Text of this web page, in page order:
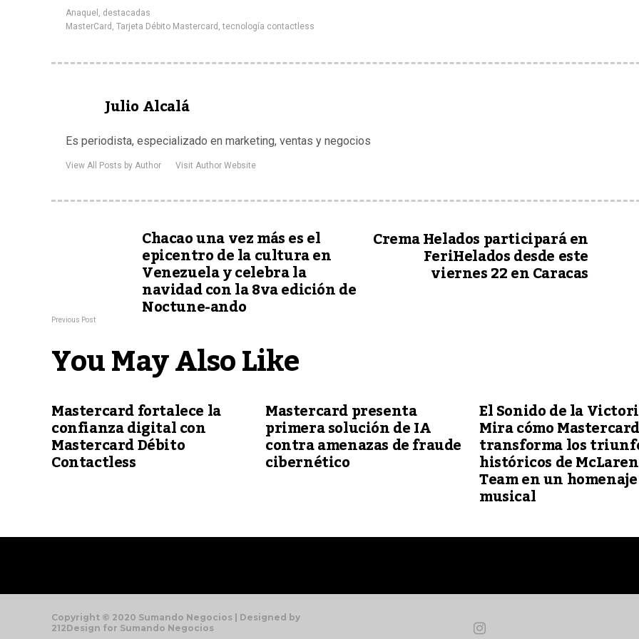
Anaquel , destacadas
MasterCard , Tarjeta Débito Mastercard ,tecnología contactless
Julio Alcalá
Es periodista, especializado en marketing, ventas y negocios
View All Posts by Author Visit Author Website
Chacao una vez más es el
epicentro de la cultura en
Venezuela y celebra la
navidad con la 8va edición de
Noctune-ando
Previous Post
Crema Helados participará en
FeriHelados desde este
viernes 22 en Caracas
You May Also Like
Mastercard fortalece la
confianza digital con
Mastercard Débito
Contactless
Mastercard presenta
primera solución de IA
contra amenazas de fraude
cibernético
El Sonido de la
Mira cómo Mastercard
transforma los
históricos de
Team en un homenaje
musical
Copyright © 2020 Sumando Negocios | Designed by
212Design for Sumando Negocios